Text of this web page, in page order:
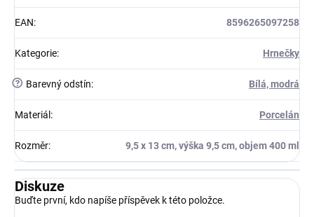
EAN: 8596265097258
Kategorie: Hrnečky
? Barevný odstín: Bílá, modrá
Materiál : Porcelán
Rozměr: 9,5 x 13 cm, výška 9,5 cm, objem 400 ml
Diskuze
Buďte první, kdo napíše příspěvek k této položce.